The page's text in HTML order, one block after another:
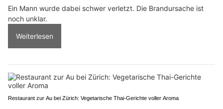
Ein Mann wurde dabei schwer verletzt. Die Brandursache ist
noch unklar.
Weiterlesen
Restaurant zur Au bei Zürich: Vegetarische Thai-Gerichte voller Aroma